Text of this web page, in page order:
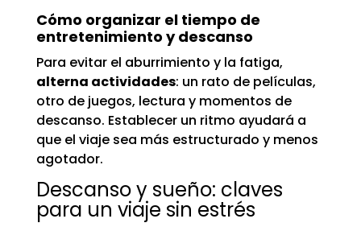
Cómo organizar el tiempo de
entretenimiento y descanso
Para evitar el aburrimiento y la fatiga,
alterna actividades: un rato de películas,
otro de juegos, lectura y momentos de
descanso. Establecer un ritmo ayudará a
que el viaje sea más estructurado y menos
agotador.
Descanso y sueño: claves
para un viaje sin estrés